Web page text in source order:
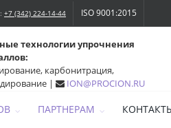
+7 (342) 224-14-44 ISO 9001:2015
технологии упрочнения
карбонитрация,
|
ION@PROCION.RU
ПАРТНЕРАМ